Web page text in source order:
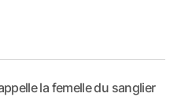
la femelle du sanglier